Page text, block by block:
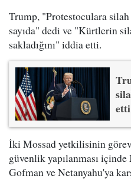
Trump, "Protestoculara
sayıda" dedi ve "Kürtlerin
sakladığını" iddia etti.
etti
İki Mossad yetkilisinin
güvenlik yapılanması içinde
Gofman ve Netanyahu'ya